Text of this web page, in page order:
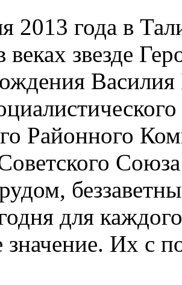
2013 года в
веках звезде
Районного
для
значение. Их с